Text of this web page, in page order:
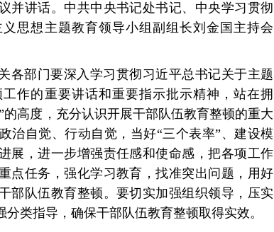
并讲话。中共中央书记处书记、中央学习贯彻
思想主题教育领导小组副组长刘金国主持会
各部门要深入学习贯彻习近平总书记关于主题
作的重要讲话和重要指示批示精神，站在拥
的高度，充分认识开展干部队伍教育整顿的重大
治自觉、行动自觉，当好“三个表率”、建设模
展，进一步增强责任感和使命感，把各项工作
点任务，强化学习教育，找准突出问题，用好
部队伍教育整顿。要切实加强组织领导，压实
类指导，确保干部队伍教育整顿取得实效。